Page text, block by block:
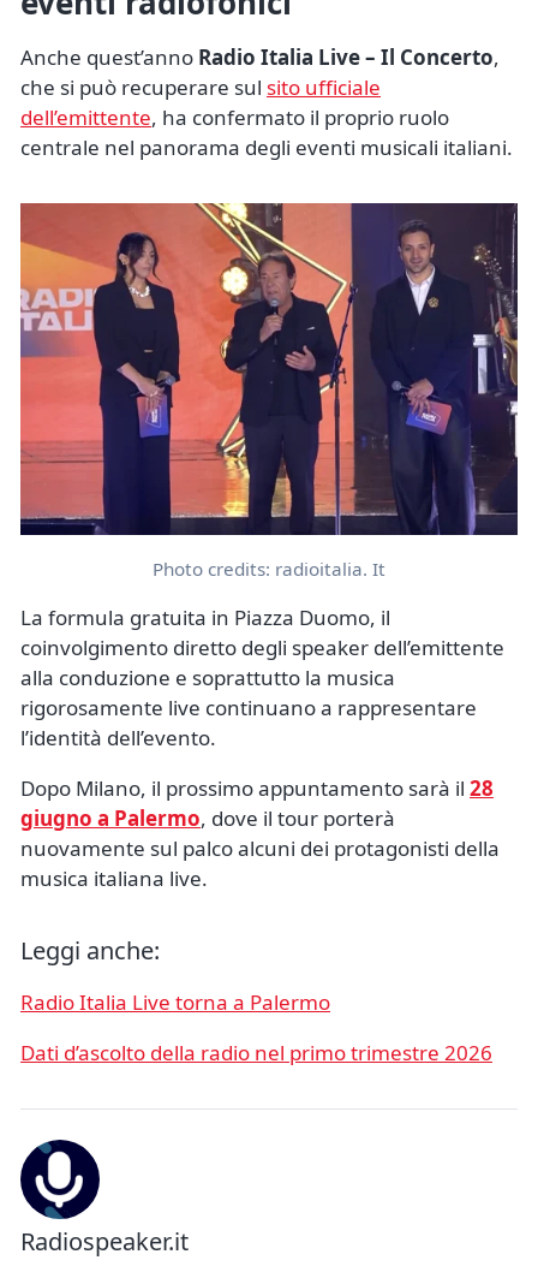
Anche quest’anno Radio Italia Live – Il Concerto,
che si può recuperare sul sito ufficiale
dell’emittente, ha confermato il proprio ruolo
centrale nel panorama degli eventi musicali italiani.
Photo credits: radioitalia. It
La formula gratuita in Piazza Duomo, il
coinvolgimento diretto degli speaker dell’emittente
alla conduzione e soprattutto la musica
rigorosamente live continuano a rappresentare
l’identità dell’evento.
Dopo Milano, il prossimo appuntamento sarà il 28
giugno a Palermo, dove il tour porterà
nuovamente sul palco alcuni dei protagonisti della
musica italiana live.
Leggi anche:
Radio Italia Live torna a Palermo
Dati d’ascolto della radio nel primo trimestre 2026
Radiospeaker.it